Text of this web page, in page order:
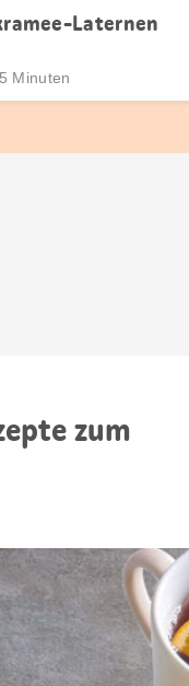
Laternen
Minuten
zum